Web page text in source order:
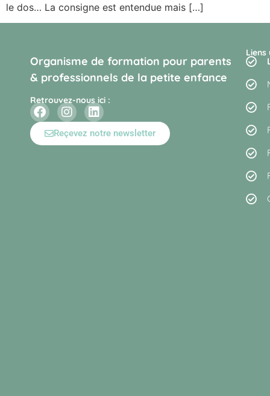
le dos… La consigne est entendue mais […]
Organisme de formation pour parents
& professionnels de la petite enfance
Retrouvez-nous ici :
Reçevez notre newsletter
Liens